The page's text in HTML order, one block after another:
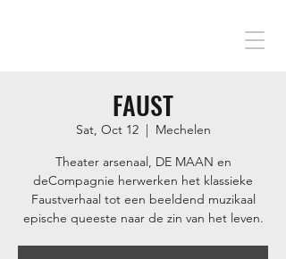
FAUST
Sat, Oct 12
  |
Mechelen
Theater arsenaal, DE MAAN en
deCompagnie herwerken het klassieke
Faustverhaal tot een beeldend muzikaal
epische queeste naar de zin van het leven.